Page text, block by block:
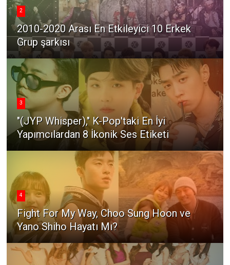
2
2010-2020 Arası En Etkileyici 10 Erkek
Grup şarkısı
3
"(JYP Whisper)," K-Pop'taki En İyi
Yapımcılardan 8 İkonik Ses Etiketi
4
Fight For My Way, Choo Sung Hoon ve
Yano Shiho Hayatı Mı?